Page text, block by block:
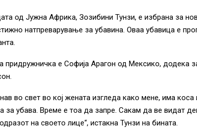
од Јужна Африка, Зозибини Тунзи, е избрана за
натпреварување за убавина. Оваа убавица е
придружничка е Софија Арагон од Мексико, додека
во свет во кој жената изгледа како мене, има
за убава. Време е тоа да запре. Сакам да ве видат
на своето лице“, истакна Тунзи на бината.